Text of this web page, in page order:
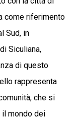
come riferimento
Sud, in
Siculiana,
di questo
rappresenta
che si
mondo dei